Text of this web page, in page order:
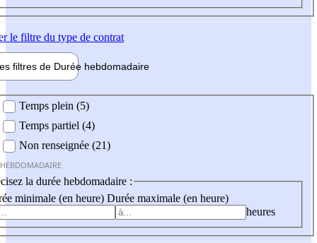
le filtre du type de contrat
filtres de Durée hebdomadaire
Temps plein (5)
Temps partiel (4)
Non renseignée (21)
la durée hebdomadaire :
minimale (en heure) Durée maximale (en heure)
heures